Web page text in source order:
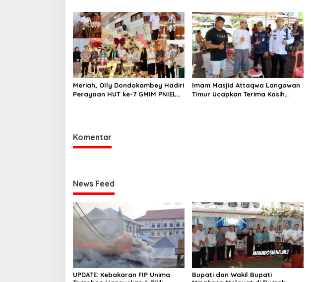
Pangemanan di Remboken
Meriah, Olly Dondokambey Hadiri
Perayaan HUT ke-7 GMIM PNIEL
Imam Masjid Attaqwa Langowan
Timur Ucapkan Terima Kasih
Komentar
News Feed
UPDATE: Kebakaran FIP Unima
Bupati dan Wakil Bupati